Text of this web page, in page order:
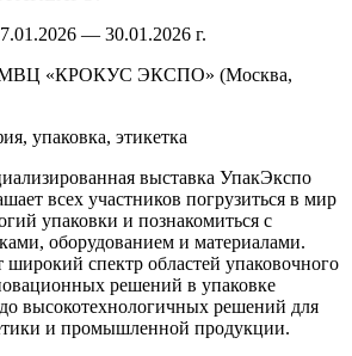
— 30.01.2026 г.
«КРОКУС ЭКСПО» (Москва,
упаковка, этикетка
выставка УпакЭкспо
всех участников погрузиться в мир
упаковки и познакомиться с
оборудованием и материалами.
широкий спектр областей упаковочного
решений в упаковке
высокотехнологичных решений для
и промышленной продукции.